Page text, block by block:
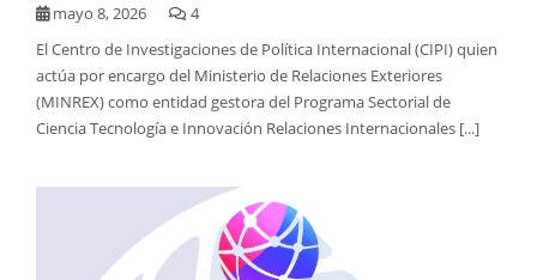
mayo 8, 2026
4
El Centro de Investigaciones de Política Internacional (CIPI) quien
actúa por encargo del Ministerio de Relaciones Exteriores
(MINREX) como entidad gestora del Programa Sectorial de
Ciencia Tecnología e Innovación Relaciones Internacionales [...]